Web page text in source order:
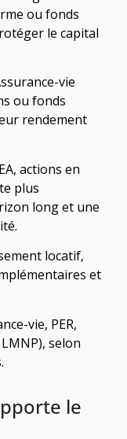
ou fonds
le capital
vie
ou fonds
rendement
actions en
plus
long et une
locatif,
et
vie, PER,
selon
le